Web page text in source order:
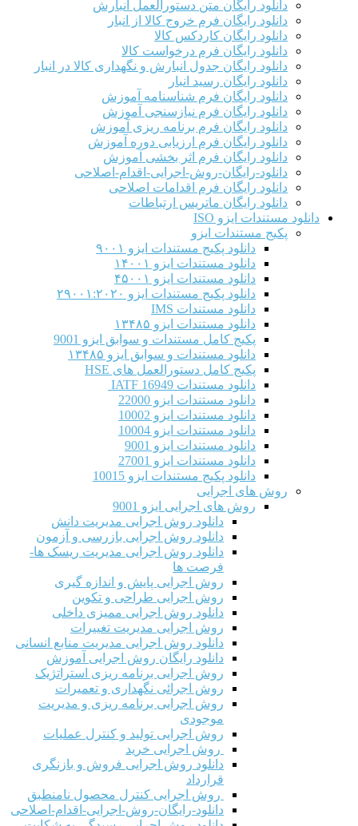
دانلود رایگان متن دستورالعمل انبارش
دانلود رایگان فرم خروج کالا از انبار
دانلود رایگان کاردکس کالا
دانلود رایگان فرم درخواست کالا
دانلود رایگان جدول انبارش و نگهداری کالا در انبار
دانلود رایگان رسید انبار
دانلود رایگان فرم شناسنامه آموزش
دانلود رایگان فرم نیازسنجی آموزش
دانلود رایگان فرم برنامه ریزی آموزش
دانلود رایگان فرم ارزیابی دوره آموزش
دانلود رایگان فرم اثر بخشی آموزش
دانلود-رایگان-روش-اجرایی-اقدام-اصلاحی
دانلود رایگان فرم اقدامات اصلاحی
دانلود رایگان ماتریس ارتباطات
دانلود مستندات ایزو ISO
پکیج مستندات ایزو
دانلود پکیج مستندات ایزو ۹۰۰۱
دانلود مستندات ایزو ۱۴۰۰۱
دانلود مستندات ایزو ۴۵۰۰۱
دانلود پکیج مستندات ایزو ۲۹۰۰۱:۲۰۲۰
دانلود مستندات IMS
دانلود مستندات ایزو ۱۳۴۸۵
پکیج کامل مستندات و سوابق ایزو 9001
دانلود مستندات و سوابق ایزو ۱۳۴۸۵
پکیج کامل دستورالعمل های HSE
دانلود مستندات IATF 16949
دانلود مستندات ایزو 22000
دانلود مستندات ایزو 10002
دانلود مستندات ایزو 10004
دانلود مستندات ایزو 9001
دانلود مستندات ایزو 27001
دانلود پکیج مستندات ایزو 10015
روش های اجرایی
روش های اجرایی ایزو 9001
دانلود روش اجرایی مدیریت دانش
دانلود روش اجرایی بازرسی و آزمون
دانلود روش اجرایی مدیریت ریسک ها-
فرصت ها
روش اجرایی پایش و اندازه گیری
روش اجرایی طراحی و تکوین
دانلود روش اجرایی ممیزی داخلی
روش اجرایی مدیریت تغییرات
دانلود روش اجرایی مدیریت منابع انسانی
دانلود رایگان روش اجرایی آموزش
روش اجرایی برنامه ریزی استراتژیک
روش اجرائی نگهداری و تعمیرات
روش اجرایی برنامه ریزی و مدیریت
موجودی
روش اجرایی تولید و کنترل عملیات
روش اجرایی خرید
دانلود روش اجرایی فروش و بازنگری
قرارداد
روش اجرایی کنترل محصول نامنطبق
دانلود-رایگان-روش-اجرایی-اقدام-اصلاحی